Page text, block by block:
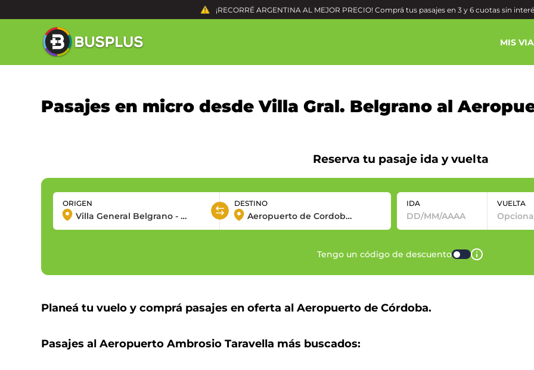
¡RECORRÉ ARGENTINA AL MEJOR PRECIO! Comprá tus pasajes en 3 y 6 cuotas sin
MIS
Pasajes en micro desde Villa Gral. Belgrano al
Reserva tu pasaje ida y vuelta
ORIGEN DESTINO IDA VUELTA
Tengo un código de descuento
Planeá tu vuelo y comprá pasajes en oferta al Aeropuerto de Córdoba.
Pasajes al Aeropuerto Ambrosio Taravella más buscados: